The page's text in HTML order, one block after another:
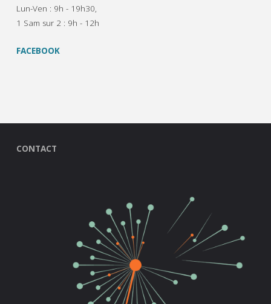
Lun-Ven : 9h - 19h30,
1 Sam sur 2 : 9h - 12h
FACEBOOK
CONTACT